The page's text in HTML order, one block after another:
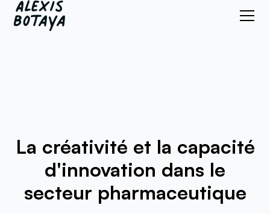
La créativité et la capacité
d'innovation dans le
secteur pharmaceutique